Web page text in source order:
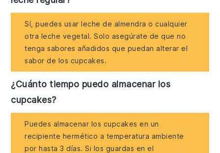
Sí, puedes usar leche de almendra o cualquier
otra leche vegetal. Solo asegúrate de que no
tenga sabores añadidos que puedan alterar el
sabor de los cupcakes.
¿Cuánto tiempo puedo almacenar los
cupcakes?
Puedes almacenar los cupcakes en un
recipiente hermético a temperatura ambiente
por hasta 3 días. Si los guardas en el